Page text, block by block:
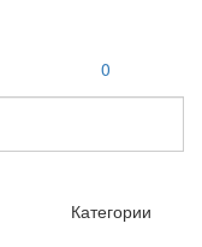
0
Категории